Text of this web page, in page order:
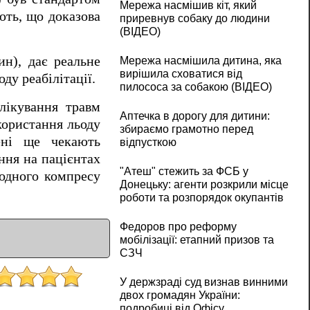
що доказова
дає реальне
реабілітації.
травм
льоду
ще чекають
на пацієнтах
компресу
Мережа насмішив кіт, який
приревнув собаку до людини
(ВІДЕО)
Мережа насмішила дитина, яка
вирішила сховатися від
пилососа за собакою (ВІДЕО)
Аптечка в дорогу для дитини:
збираємо грамотно перед
відпусткою
"Атеш" стежить за ФСБ у
Донецьку: агенти розкрили місце
роботи та розпорядок окупантів
Федоров про реформу
мобілізації: етапний призов та
СЗЧ
У держзраді суд визнав винними
двох громадян України: